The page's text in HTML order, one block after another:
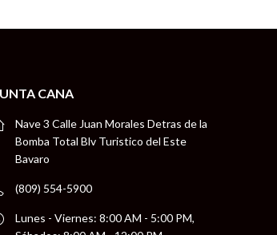
CANA
Nave 3 Calle Juan Morales Detras de la
Bomba Total Blv Turistico del Este
Bavaro
(809) 554-5900
Lunes - Viernes: 8:00 AM - 5:00 PM,